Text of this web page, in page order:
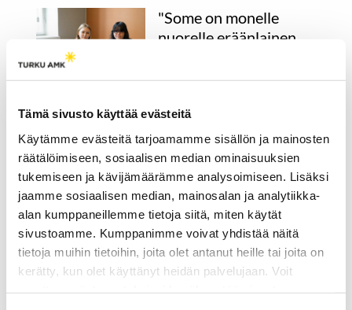
Tämä sivusto käyttää evästeitä
Käytämme evästeitä tarjoamamme sisällön ja mainosten
räätälöimiseen, sosiaalisen median ominaisuuksien
tukemiseen ja kävijämäärämme analysoimiseen. Lisäksi
jaamme sosiaalisen median, mainosalan ja analytiikka-
alan kumppaneillemme tietoja siitä, miten käytät
sivustoamme. Kumppanimme voivat yhdistää näitä
tietoja muihin tietoihin, joita olet antanut heille tai joita on
kerätty, kun olet käyttänyt heidän palvelujaan. Voit
"Some on monelle
nuorelle eräänlainen
kasvaminen somessa
tunteita
26.03.2026 YHTEISKUNTA
Pitäisikö sosiaalinen media
kieltää alle 15-vuotiailta? 20-
ja 21-vuotiaat Johanna Varis
ja Mia Sormunen kertovat
mielipiteensä asiasta, sekä
pohtivat, millainen olisi
heidän unelmiensa some.